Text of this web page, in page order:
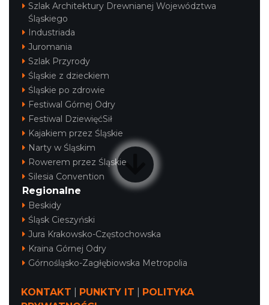
Szlak Architektury Drewnianej Województwa
Śląskiego
Industriada
Juromania
Szlak Przyrody
Śląskie z dzieckiem
Śląskie po zdrowie
Festiwal Górnej Odry
Festiwal DziewięćSił
Kajakiem przez Śląskie
Narty w Śląskim
Rowerem przez Śląskie
Silesia Convention
Regionalne
Beskidy
Śląsk Cieszyński
Jura Krakowsko-Częstochowska
Kraina Górnej Odry
Górnośląsko-Zagłębiowska Metropolia
KONTAKT PUNKTY IT
POLITYKA